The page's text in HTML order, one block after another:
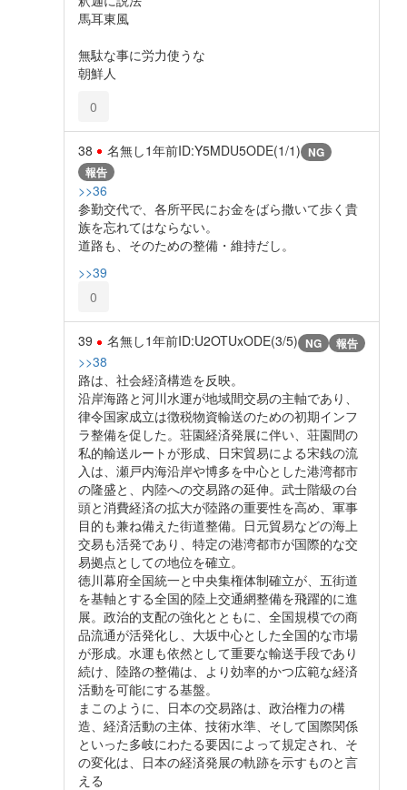
馬耳東風
無駄な事に労力使うな
朝鮮人
0
38 名無し1年前ID:Y5MDU5ODE(1/1) NG
報告
>>36
参勤交代で、各所平民にお金をばら撒いて歩く貴
族を忘れてはならない。
道路も、そのための整備・維持だし。
>>39
0
39 名無し1年前ID:U2OTUxODE(3/5) NG 報告
>>38
路は、社会経済構造を反映。
沿岸海路と河川水運が地域間交易の主軸であり、
律令国家成立は徴税物資輸送のための初期インフ
ラ整備を促した。荘園経済発展に伴い、荘園間の
私的輸送ルートが形成、日宋貿易による宋銭の流
入は、瀬戸内海沿岸や博多を中心とした港湾都市
の隆盛と、内陸への交易路の延伸。武士階級の台
頭と消費経済の拡大が陸路の重要性を高め、軍事
目的も兼ね備えた街道整備。日元貿易などの海上
交易も活発であり、特定の港湾都市が国際的な交
易拠点としての地位を確立。
徳川幕府全国統一と中央集権体制確立が、五街道
を基軸とする全国的陸上交通網整備を飛躍的に進
展。政治的支配の強化とともに、全国規模での商
品流通が活発化し、大坂中心とした全国的な市場
が形成。水運も依然として重要な輸送手段であり
続け、陸路の整備は、より効率的かつ広範な経済
活動を可能にする基盤。
まこのように、日本の交易路は、政治権力の構
造、経済活動の主体、技術水準、そして国際関係
といった多岐にわたる要因によって規定され、そ
の変化は、日本の経済発展の軌跡を示すものと言
える